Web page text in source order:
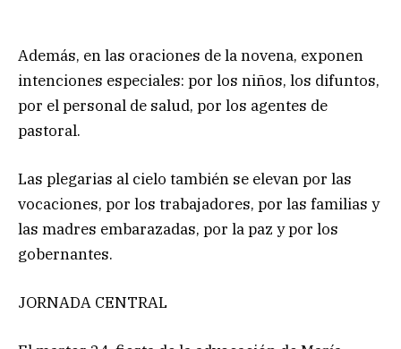
Además, en las oraciones de la novena, exponen
intenciones especiales: por los niños, los difuntos,
por el personal de salud, por los agentes de
pastoral.
Las plegarias al cielo también se elevan por las
vocaciones, por los trabajadores, por las familias y
las madres embarazadas, por la paz y por los
gobernantes.
JORNADA CENTRAL